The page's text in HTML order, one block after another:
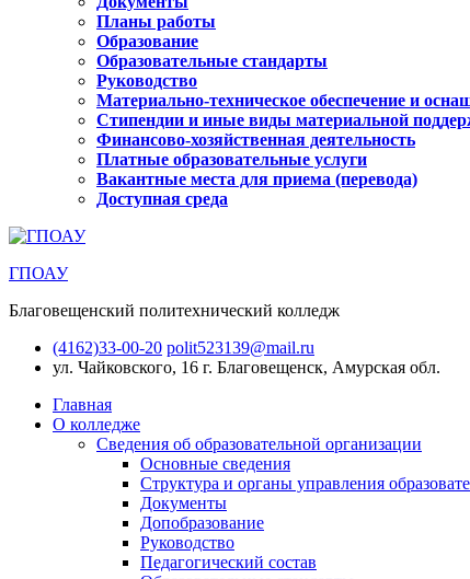
Планы работы
Образование
Образовательные стандарты
Руководство
Материально-техническое обеспечение и
Стипендии и иные виды материальной
Финансово-хозяйственная деятельность
Платные образовательные услуги
Вакантные места для приема (перевода)
Доступная среда
ГПОАУ
Благовещенский политехнический колледж
(4162)33-00-20 polit523139@mail.ru
ул. Чайковского, 16 г. Благовещенск, Амурская обл.
Главная
О колледже
Сведения об образовательной организации
Основные сведения
Структура и органы управления
Документы
Допобразование
Руководство
Педагогический состав